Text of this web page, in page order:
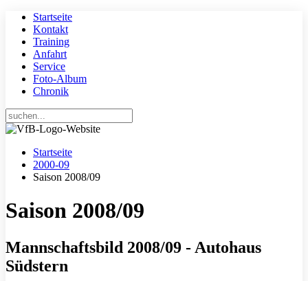
Startseite
Kontakt
Training
Anfahrt
Service
Foto-Album
Chronik
Startseite
2000-09
Saison 2008/09
Saison 2008/09
Mannschaftsbild 2008/09 - Autohaus
Südstern